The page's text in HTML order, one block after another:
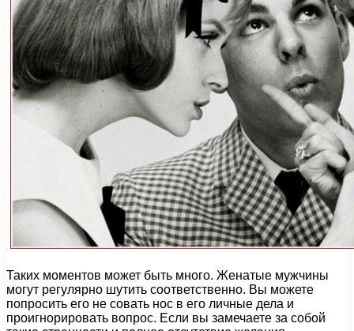
Таких моментов может быть много. Женатые мужчины
могут регулярно шутить соответственно. Вы можете
попросить его не совать нос в его личные дела и
проигнорировать вопрос. Если вы замечаете за собой